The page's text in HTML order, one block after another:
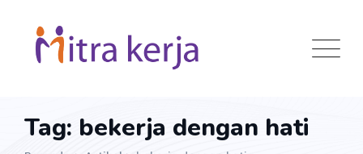
content
Tag: bekerja dengan hati